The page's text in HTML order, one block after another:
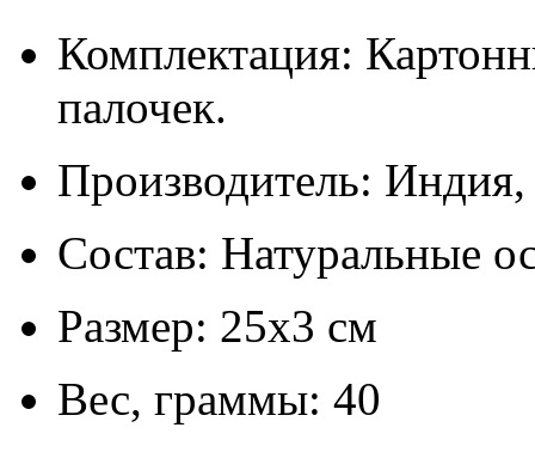
Комплектация:
палочек.
Производитель:
Состав: Натуральные
Размер: 25х3 см
Вес, граммы: 40